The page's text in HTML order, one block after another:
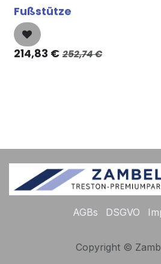
Fußstütze
214,83 € 252,74€
AGBs DSGVO
Copyright ©